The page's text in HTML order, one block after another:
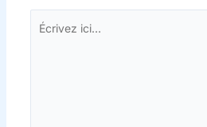
ici…